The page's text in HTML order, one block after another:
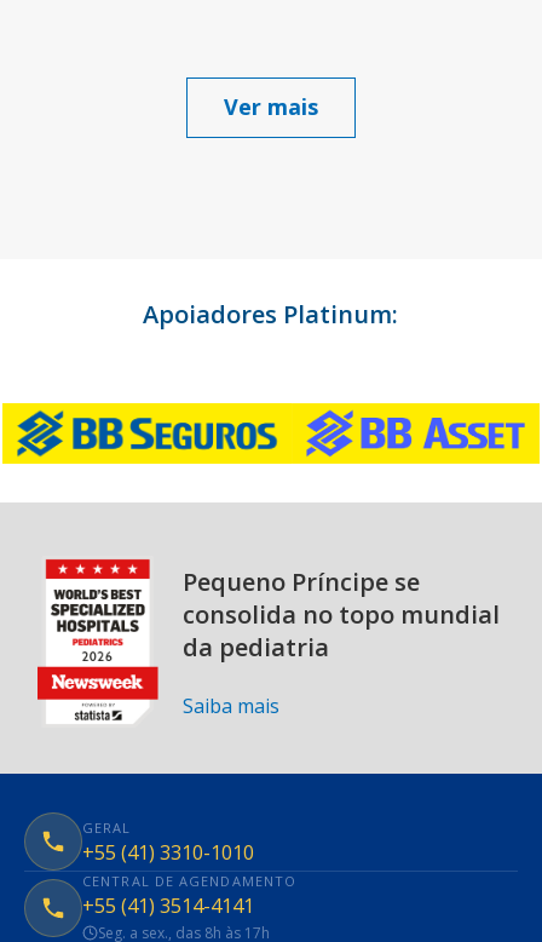
Ver mais
Apoiadores Platinum:
Pequeno Príncipe se
consolida no topo mundial
da pediatria
Saiba mais
GERAL
+55 (41) 3310-1010
CENTRAL DE AGENDAMENTO
+55 (41) 3514-4141
Seg. a sex., das 8h às 17h